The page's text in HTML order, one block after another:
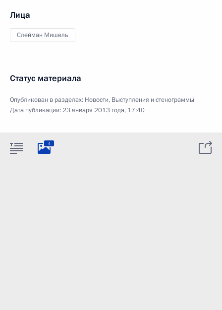
Лица
Слейман Мишель
Статус материала
Опубликован в разделах: Новости, Выступления и стенограммы
Дата публикации:23 января 2013 года, 17:40
4